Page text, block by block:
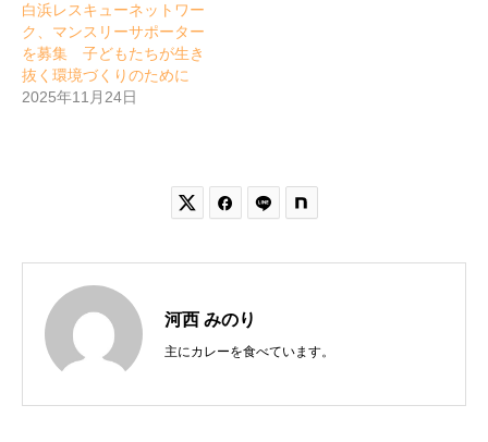
白浜レスキューネットワー
ク、マンスリーサポーター
を募集 子どもたちが生き
抜く環境づくりのために
2025年11月24日
 
河西 みのり
主にカレーを食べています。